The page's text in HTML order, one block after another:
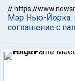
// https://
Мэр Нью-Йорка:
соглашение с